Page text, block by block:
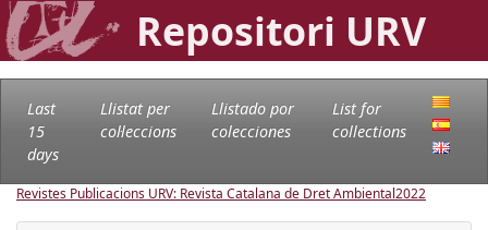
Repositori URV
Last
15
days
Llistat per
col·leccions
Llistado por
colecciones
List for
collections
Revistes Publicacions URV: Revista Catalana de Dret Ambiental2022